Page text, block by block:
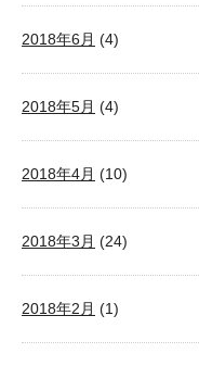
2018年6月 (4)
2018年5月 (4)
2018年4月 (10)
2018年3月 (24)
2018年2月 (1)